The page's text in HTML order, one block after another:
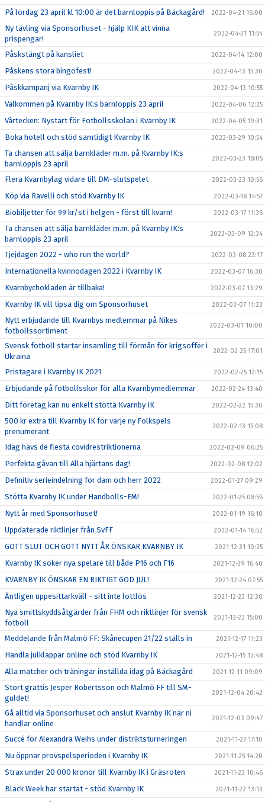
På lördag 23 april kl 10:00 är det barnloppis på Bäckagård! 2022-04-21 16:00
Ny tävling via Sponsorhuset - hjälp KIK att vinna
prispengar!
2022-04-21 11:54
Påskstängt på kansliet 2022-04-14 12:00
Påskens stora bingofest! 2022-04-13 15:30
Påskkampanj via Kvarnby IK 2022-04-13 10:55
Välkommen på Kvarnby IK:s barnloppis 23 april 2022-04-06 12:25
Vårtecken: Nystart för Fotbollsskolan i Kvarnby IK 2022-04-05 19:31
Boka hotell och stöd samtidigt Kvarnby IK 2022-03-29 10:54
Ta chansen att sälja barnkläder m.m. på Kvarnby IK:s
barnloppis 23 april
2022-03-23 18:05
Flera Kvarnbylag vidare till DM-slutspelet 2022-03-23 10:56
Köp via Ravelli och stöd Kvarnby IK 2022-03-18 14:57
Biobiljetter för 99 kr/st i helgen - först till kvarn! 2022-03-17 11:36
Ta chansen att sälja barnkläder m.m. på Kvarnby IK:s
barnloppis 23 april
2022-03-09 12:34
Tjejdagen 2022 - who run the world? 2022-03-08 23:17
Internationella kvinnodagen 2022 i Kvarnby IK 2022-03-07 16:30
Kvarnbychokladen är tillbaka! 2022-03-07 13:29
Kvarnby IK vill tipsa dig om Sponsorhuset 2022-03-07 11:23
Nytt erbjudande till Kvarnbys medlemmar på Nikes
fotbollssortiment
2022-03-01 10:00
Svensk fotboll startar insamling till förmån för krigsoffer i
Ukraina
2022-02-25 17:01
Pristagare i Kvarnby IK 2021 2022-02-25 12:15
Erbjudande på fotbollsskor för alla Kvarnbymedlemmar 2022-02-24 13:40
Ditt företag kan nu enkelt stötta Kvarnby IK 2022-02-22 15:30
500 kr extra till Kvarnby IK för varje ny Folkspels
prenumerant
2022-02-13 15:08
Idag hävs de flesta covidrestriktionerna 2022-02-09 06:25
Perfekta gåvan till Alla hjärtans dag! 2022-02-08 12:02
Definitiv serieindelning för dam och herr 2022 2022-01-27 09:29
Stötta Kvarnby IK under Handbolls-EM! 2022-01-25 08:56
Nytt år med Sponsorhuset! 2022-01-19 16:10
Uppdaterade riktlinjer från SvFF 2022-01-14 16:52
GOTT SLUT OCH GOTT NYTT ÅR ÖNSKAR KVARNBY IK 2021-12-31 10:25
Kvarnby IK söker nya spelare till både P16 och F16 2021-12-29 16:40
KVARNBY IK ÖNSKAR EN RIKTIGT GOD JUL! 2021-12-24 07:55
Äntligen uppesittarkväll - sitt inte lottlös 2021-12-23 12:30
Nya smittskyddsåtgärder från FHM och riktlinjer för svensk
fotboll
2021-12-22 15:00
Meddelande från Malmö FF: Skånecupen 21/22 ställs in 2021-12-17 11:23
Handla julklappar online och stöd Kvarnby IK 2021-12-15 12:48
Alla matcher och träningar inställda idag på Bäckagård 2021-12-11 09:09
Stort grattis Jesper Robertsson och Malmö FF till SM-
guldet!
2021-12-04 20:42
Gå alltid via Sponsorhuset och anslut Kvarnby IK när ni
handlar online
2021-12-03 09:47
Succé för Alexandra Weihs under distriktsturneringen 2021-11-27 17:10
Nu öppnar provspelsperioden i Kvarnby IK 2021-11-25 14:20
Strax under 20 000 kronor till Kvarnby IK i Gräsroten 2021-11-23 10:46
Black Week har startat - stöd Kvarnby IK 2021-11-22 13:13